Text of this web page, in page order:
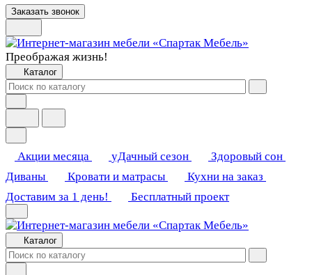
Заказать звонок
Преображая жизнь!
Каталог
Акции месяца уДачный сезон
Здоровый сон
Диваны
Кровати и матрасы
Кухни на заказ
Доставим за 1 день!
Бесплатный проект
Каталог